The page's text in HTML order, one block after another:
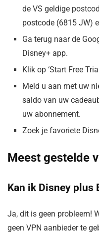
de VS geldige
postcode (6815 JW)
Ga terug naar de
Disney+ app.
Klik op ‘Start Free
Meld u aan met uw
saldo van uw
uw abonnement.
Zoek je favoriete
Meest gestelde
Kan ik Disney plus
Ja, dit is geen probleem!
geen VPN aanbieder te